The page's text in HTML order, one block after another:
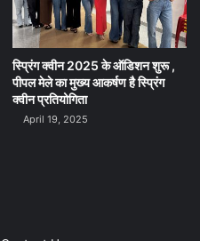
स्प्रिंग क्वीन 2025 के ऑडिशन शुरू ,
पीपल मेले का मुख्य आकर्षण है स्प्रिंग
क्वीन प्रतियोगिता
April 19, 2025